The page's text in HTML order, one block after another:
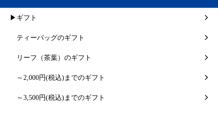
▶ギフト
ティーバッグのギフト
リーフ（茶葉）のギフト
～2,000円(税込)までのギフト
～3,500円(税込)までのギフト